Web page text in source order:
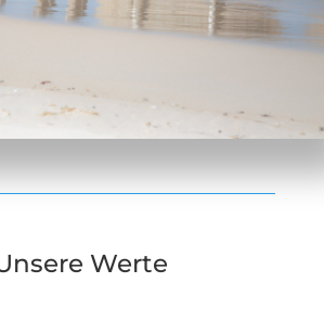
Werte